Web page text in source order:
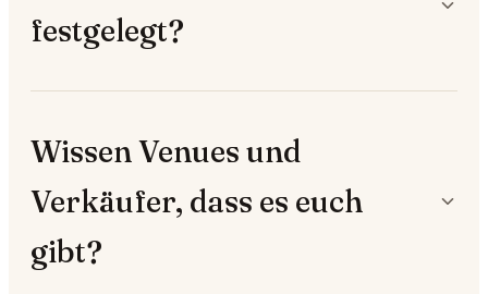
festgelegt?
Wissen Venues und
Verkäufer, dass es euch
gibt?